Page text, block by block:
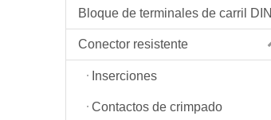
Bloque de terminales de carril DIN
Conector resistente
Inserciones
Contactos de crimpado